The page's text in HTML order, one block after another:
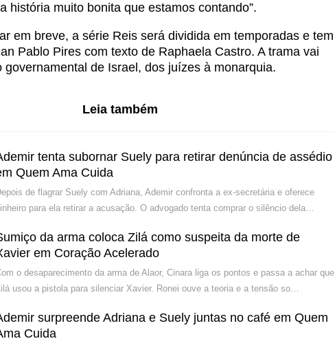
história muito bonita que estamos contando”.
em breve, a série Reis será dividida em temporadas e tem
Pablo Pires com texto de Raphaela Castro. A trama vai
governamental de Israel, dos juízes à monarquia.
Leia também
tenta subornar Suely para retirar denúncia de assédio
Quem Ama Cuida
de flagrar Suely com Adriana, Ademir confronta a ex-secretária e oferece
para ela retirar a acusação. O advogado tenta comprar o silêncio dela…
da arma coloca Zilá como suspeita da morte de
em Coração Acelerado
o desaparecimento da arma de Alaor, Cinara liga os pontos e passa a achar que
usou a pistola para silenciar Xavier. Ronei ouve a teoria e a tensão so…
surpreende Adriana e Suely juntas no café em Quem
Cuida